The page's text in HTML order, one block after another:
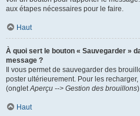
aux étapes nécessaires pour le faire.
Haut
À quoi sert le bouton « Sauvegarder »
message ?
Il vous permet de sauvegarder des
poster ultérieurement. Pour les
(ongletAperçu --> Gestion des brouillons
Haut